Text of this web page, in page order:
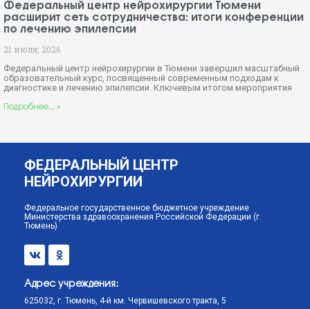
Федеральный центр нейрохирургии Тюмени
расширит сеть сотрудничества: итоги конференции
по лечению эпилепсии
21 июля, 2026
Федеральный центр нейрохирургии в Тюмени завершил масштабный
образовательный курс, посвященный современным подходам к
диагностике и лечению эпилепсии. Ключевым итогом мероприятия
Подробнее... »
ФЕДЕРАЛЬНЫЙ ЦЕНТР
НЕЙРОХИРУРГИИ
Федеральное государственное бюджетное учреждение
Министерства здравоохранения Российской Федерации (г.
Тюмень)
Адрес учреждения:
625032, г. Тюмень, 4-й км. Червишевского тракта, 5